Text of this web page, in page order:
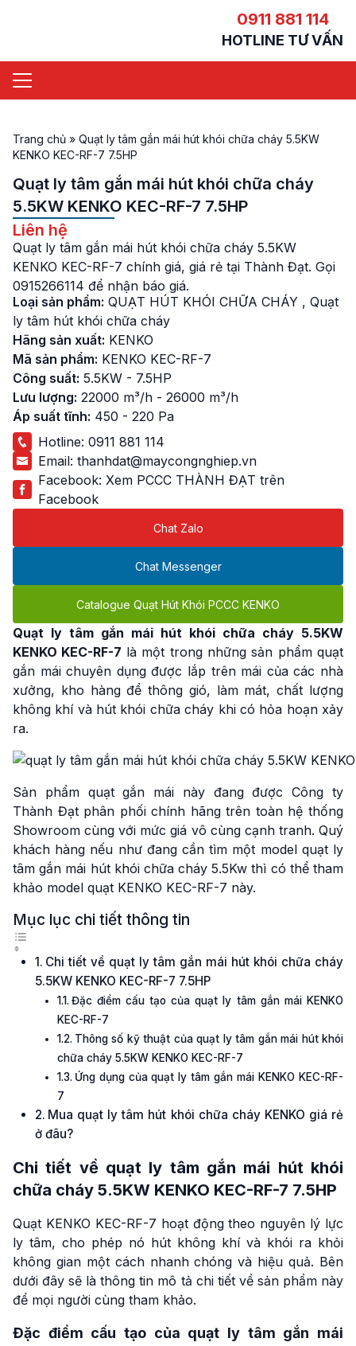
0911 881 114
HOTLINE TƯ VẤN
Trang chủ » Quạt ly tâm gắn mái hút khói chữa cháy 5.5KW
KENKO KEC-RF-7 7.5HP
Quạt ly tâm gắn mái hút khói chữa cháy
5.5KW KENKO KEC-RF-7 7.5HP
Liên hệ
Quạt ly tâm gắn mái hút khói chữa cháy 5.5KW
KENKO KEC-RF-7 chính giá, giá rẻ tại Thành Đạt. Gọi
0915266114 để nhận báo giá.
Loại sản phẩm: QUẠT HÚT KHÓI CHỮA CHÁY , Quạt
ly tâm hút khói chữa cháy
Hãng sản xuất: KENKO
Mã sản phẩm: KENKO KEC-RF-7
Công suất: 5.5KW - 7.5HP
Lưu lượng: 22000 m³/h - 26000 m³/h
Áp suất tĩnh: 450 - 220 Pa
Hotline: 0911 881 114
Email: thanhdat@maycongnghiep.vn
Facebook: Xem PCCC THÀNH ĐẠT trên
Facebook
Chat Zalo
Chat Messenger
Catalogue Quạt Hút Khói PCCC KENKO
Quạt ly tâm gắn mái hút khói chữa cháy 5.5KW
KENKO KEC-RF-7 là một trong những sản phẩm quạt
gắn mái chuyên dụng được lắp trên mái của các nhà
xưởng, kho hàng để thông gió, làm mát, chất lượng
không khí và hút khói chữa cháy khi có hỏa hoạn xảy
ra.
Sản phẩm quạt gắn mái này đang được Công ty
Thành Đạt phân phối chính hãng trên toàn hệ thống
Showroom cùng với mức giá vô cùng cạnh tranh. Quý
khách hàng nếu như đang cần tìm một model quạt ly
tâm gắn mái hút khói chữa cháy 5.5Kw thì có thể tham
khảo model quạt KENKO KEC-RF-7 này.
Mục lục chi tiết thông tin
Chi tiết về quạt ly tâm gắn mái hút khói chữa cháy
5.5KW KENKO KEC-RF-7 7.5HP
Đặc điểm cấu tạo của quạt ly tâm gắn mái KENKO
KEC-RF-7
Thông số kỹ thuật của quạt ly tâm gắn mái hút khói
chữa cháy 5.5KW KENKO KEC-RF-7
Ứng dụng của quạt ly tâm gắn mái KENKO KEC-RF-
7
Mua quạt ly tâm hút khói chữa cháy KENKO giá rẻ
ở đâu?
Chi tiết về quạt ly tâm gắn mái hút khói
chữa cháy 5.5KW KENKO KEC-RF-7 7.5HP
Quạt KENKO KEC-RF-7 hoạt động theo nguyên lý lực
ly tâm, cho phép nó hút không khí và khói ra khỏi
không gian một cách nhanh chóng và hiệu quả. Bên
dưới đây sẽ là thông tin mô tả chi tiết về sản phẩm này
để mọi người cùng tham khảo.
Đặc điểm cấu tạo của quạt ly tâm gắn mái